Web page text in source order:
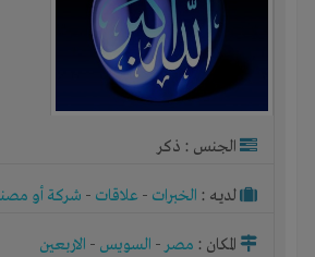
الجنس : ذكر
لديـه : الخبرات - علاقات - شركة أو
المكان : مصر- السويس - الاربعين